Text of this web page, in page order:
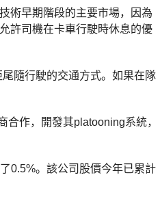
術早期階段的主要市場，因為
許司機在卡車行駛時休息的優
隨行駛的交通方式。如果在隊
作，開發其platooning系統，
0.5%。該公司股價今年已累計